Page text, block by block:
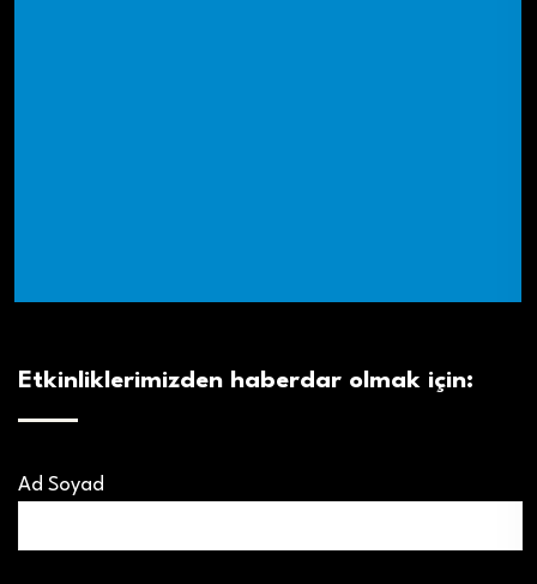
Etkinliklerimizden haberdar olmak için:
Ad Soyad